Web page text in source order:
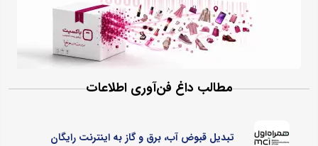
مطالب داغ فن‌آوری اطلاعات
تبدیل قبوض آب، برق و گاز به اینترنت رایگان